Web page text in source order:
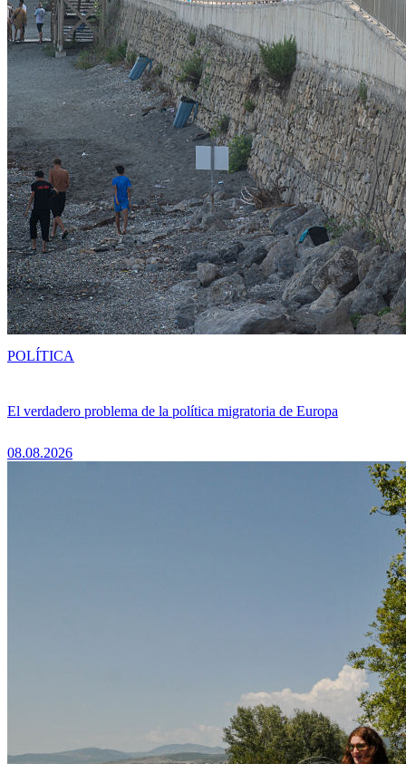
El verdadero problema de la política migratoria de Europa
08.08.2026
POLÍTICA